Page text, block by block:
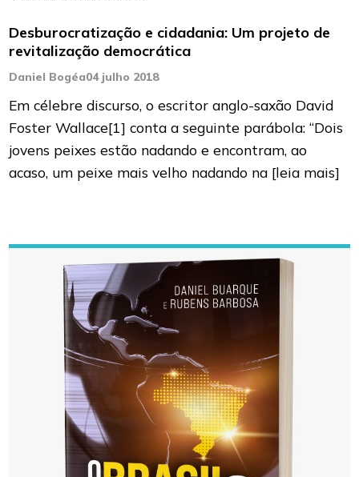
Desburocratização e cidadania: Um projeto de
revitalização democrática
Daniel Bogéa04 julho 2018
Em célebre discurso, o escritor anglo-saxão David
Foster Wallace[1] conta a seguinte parábola: “Dois
jovens peixes estão nadando e encontram, ao
acaso, um peixe mais velho nadando na [leia mais]